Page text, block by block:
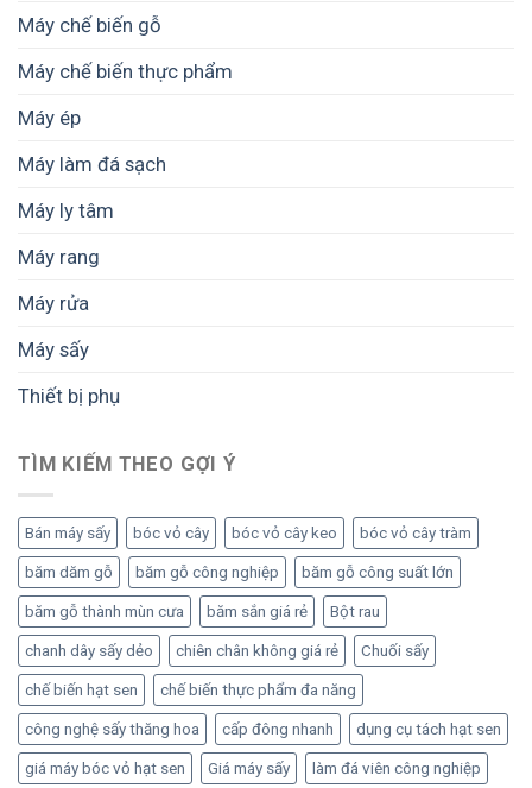
Máy chế biến gỗ
Máy chế biến thực phẩm
Máy ép
Máy làm đá sạch
Máy ly tâm
Máy rang
Máy rửa
Máy sấy
Thiết bị phụ
TÌM KIẾM THEO GỢI Ý
Bán máy sấy bóc vỏ cây bóc vỏ cây keo bóc vỏ cây tràm
băm dăm gỗ băm gỗ công nghiệp băm gỗ công suất lớn
băm gỗ thành mùn cưa băm sắn giá rẻ Bột rau
chanh dây sấy dẻo chiên chân không giá rẻ Chuối sấy
chế biến hạt sen chế biến thực phẩm đa năng
công nghệ sấy thăng hoa cấp đông nhanh dụng cụ tách hạt sen
giá máy bóc vỏ hạt sen Giá máy sấy làm đá viên công nghiệp